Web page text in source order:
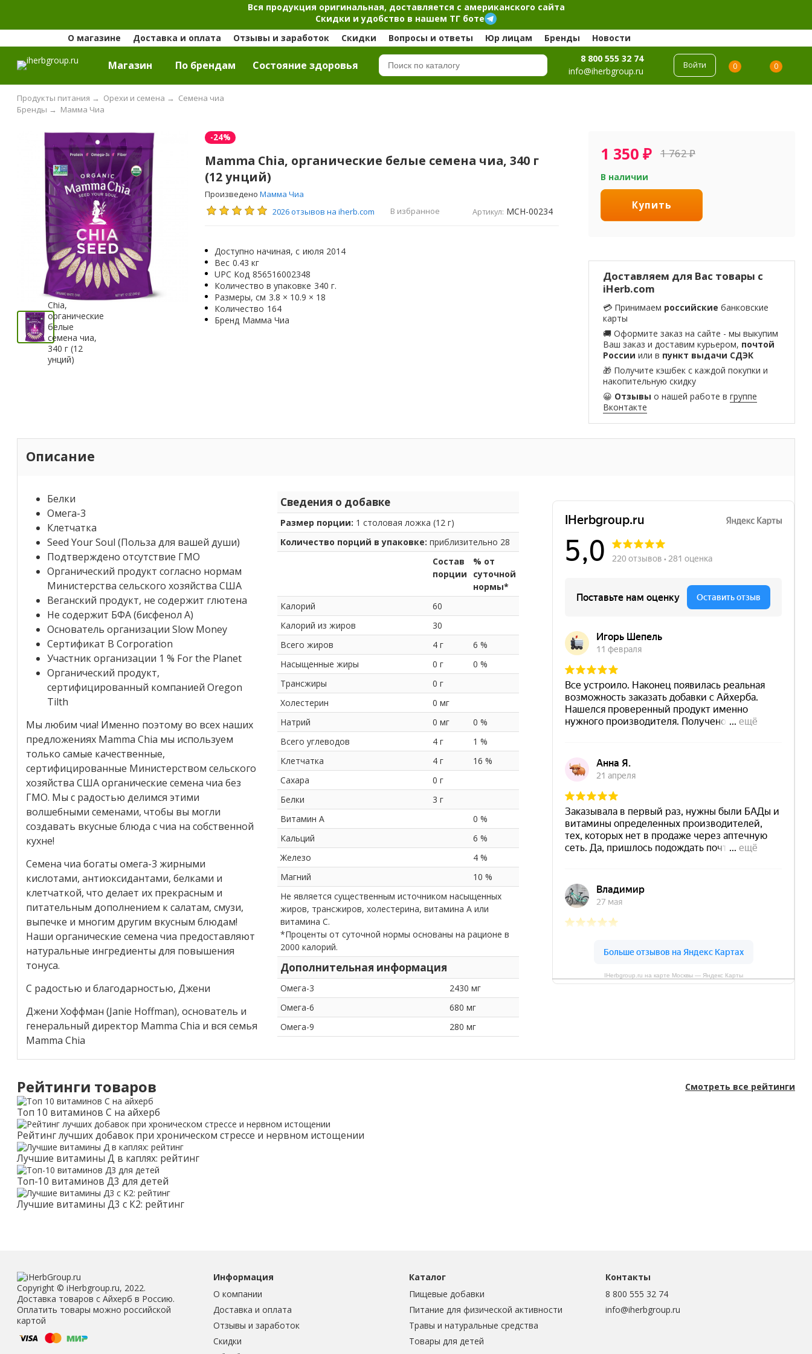
Вся продукция оригинальная, доставляется с американского сайта
Скидки и удобство в нашем ТГ боте
О магазине
Доставка и оплата Отзывы и заработок Скидки Вопросы и ответы Юр лицам Бренды Новости
Магазин По брендам Cостояние здоровья
8 800 555 32 74
info@iherbgroup.ru
Войти 0 0
Продукты питания → Орехи и семена → Семена чиа
Мамма Чиа
Бренды →
-24%
Mamma Chia, органические белые семена чиа, 340 г
(12 унций)
ПроизведеноМамма Чиа
2026 отзывов на iherb.com
В избранное Артикул: MCH-00234
Доступно начиная, с июля 2014
Вес 0.43 кг
UPC Код 856516002348
Количество в упаковке 340 г.
Размеры, см 3.8 × 10.9 × 18
Количество 164
Бренд Мамма Чиа
1 350 ₽ 1 762₽
В наличии
Купить
Доставляем для Вас товары с
iHerb.com
💳 Принимаем российские банковские
карты
🚚 Оформите заказ на сайте - мы выкупим
Ваш заказ и доставим курьером, почтой
России или в пункт выдачи СДЭК
🎁 Получите кэшбек с каждой покупки и
накопительную скидку
😀 Отзывы о нашей работе в группе
Вконтакте
Описание
Сведения о добавке
Размер порции: 1 столовая ложка (12 г)
Количество порций в упаковке: приблизительно 28
Состав
порции
% от
суточной
нормы*
Калорий
60
Калорий из жиров
30
Всего жиров
4 г
6 %
Насыщенные жиры
0 г
0 %
Трансжиры
0 г
Холестерин
0 мг
Натрий
0 мг
0 %
Всего углеводов
4 г
1 %
Клетчатка
4 г
16 %
Сахара
0 г
Белки
3 г
Витамин A
0 %
Кальций
6 %
Железо
4 %
Магний
10 %
Не является существенным источником насыщенных
жиров, трансжиров, холестерина, витамина A или
витамина C.
*Проценты от суточной нормы основаны на рационе в
2000 калорий.
Дополнительная информация
Омега-3
2430 мг
Омега-6
680 мг
Омега-9
280 мг
Белки
Омега-3
Клетчатка
Seed Your Soul (Польза для вашей души)
Подтверждено отсутствие ГМО
Органический продукт согласно нормам
Министерства сельского хозяйства США
Веганский продукт, не содержит глютена
Не содержит БФА (бисфенол А)
Основатель организации Slow Money
Сертификат B Corporation
Участник организации 1 % For the Planet
Органический продукт,
сертифицированный компанией Oregon
Tilth
Мы любим чиа! Именно поэтому во всех наших
предложениях Mamma Chia мы используем
только самые качественные,
сертифицированные Министерством сельского
хозяйства США органические семена чиа без
ГМО. Мы с радостью делимся этими
волшебными семенами, чтобы вы могли
создавать вкусные блюда с чиа на собственной
кухне!
Семена чиа богаты омега-3 жирными
кислотами, антиоксидантами, белками и
клетчаткой, что делает их прекрасным и
питательным дополнением к салатам, смузи,
выпечке и многим другим вкусным блюдам!
Наши органические семена чиа предоставляют
натуральные ингредиенты для повышения
тонуса.
С радостью и благодарностью, Джени
Джени Хоффман (Janie Hoffman), основатель и
генеральный директор Mamma Chia и вся семья
Mamma Chia
IHerbgroup.ru на карте Москвы — Яндекс Карты
Рейтинги товаров Смотреть все рейтинги
Топ 10 витаминов С на айхерб
Рейтинг лучших добавок при хроническом стрессе и нервном истощении
Лучшие витамины Д в каплях: рейтинг
Топ-10 витаминов Д3 для детей
Лучшие витамины Д3 с К2: рейтинг
Copyright © iHerbgroup.ru, 2022.
Доставка товаров с Айхерб в Россию.
Оплатить товары можно российской
картой
Информация
О компании
Доставка и оплата
Отзывы и заработок
Скидки
Каталог
Пищевые добавки
Питание для физической активности
Травы и натуральные средства
Товары для детей
Контакты
8 800 555 32 74
info@iherbgroup.ru